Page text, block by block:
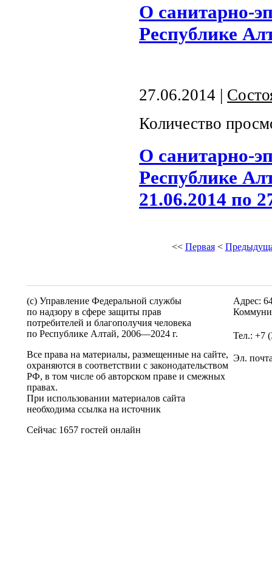
О санитарно-
Республике
27.06.2014 |
Количество
О санитарно-
Республике
21.06.2014 по
<< Первая<
(c) Управление Федеральной службы
по надзору в сфере защиты прав
потребителей и благополучия человека
по Республике Алтай, 2006—2024 г.
Все права на материалы, размещенные на сайте,
охраняются в соответствии с законодательством
РФ, в том числе об авторском праве и смежных
правах.
При использовании материалов сайта
необходима ссылка на источник
Сейчас 1657 гостей онлайн
Адрес:
Тел.: +7
Эл.